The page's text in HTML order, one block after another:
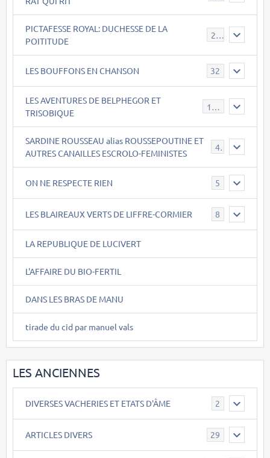
PICTAFESSE ROYAL: DUCHESSE DE LA
POITITUDE
23
LES BOUFFONS EN CHANSON 32
LES AVENTURES DE BELPHEGOR ET
TRISOBIQUE
147
SARDINE ROUSSEAU alias ROUSSEPOUTINE ET
AUTRES CANAILLES ESCROLO-FEMINISTES
40
ON NE RESPECTE RIEN 5
LES BLAIREAUX VERTS DE LIFFRE-CORMIER 8
LA REPUBLIQUE DE LUCIVERT
L'AFFAIRE DU BIO-FERTIL
DANS LES BRAS DE MANU
tirade du cid par manuel vals
LES ANCIENNES
DIVERSES VACHERIES ET ETATS D'ÂME 2
ARTICLES DIVERS 29